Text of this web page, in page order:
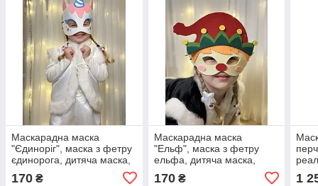
Маскарадна маска
"Єдиноріг", маска з фетру
єдинорога, дитяча маска,
костюм єдинорога, морда
єдинорога
170 ₴
Маскарадна маска
"Ельф", маска з фетру
ельфа, дитяча маска,
ельфа, гнома
170₴ 1